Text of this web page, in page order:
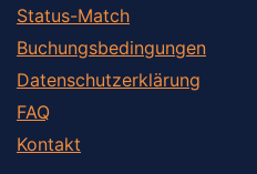
Status-Match
Buchungsbedingungen
Datenschutzerklärung
FAQ
Kontakt